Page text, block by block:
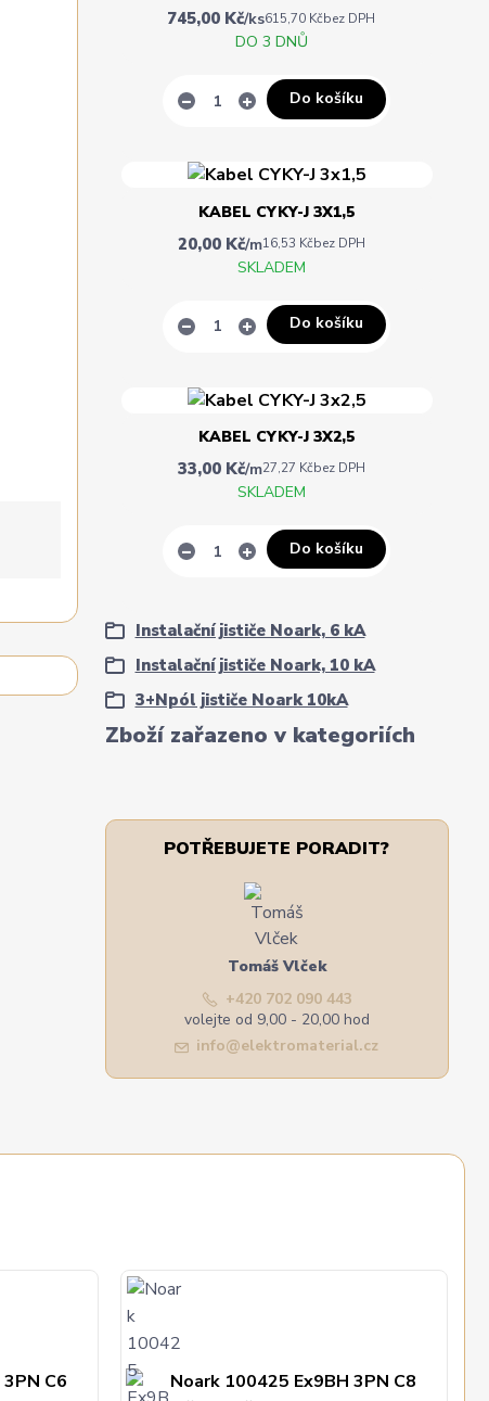
Zboží zařazeno v kategoriích
Instalační jističe Noark, 6 kA
Instalační jističe Noark, 10 kA
3+Npól jističe Noark 10kA
745,00 Kč/ks615,70 Kčbez DPH
DO 3 DNŮ
Do košíku
KABEL CYKY-J 3X1,5
20,00 Kč/m16,53 Kčbez DPH
SKLADEM
Do košíku
KABEL CYKY-J 3X2,5
33,00 Kč/m27,27 Kčbez DPH
SKLADEM
Do košíku
POTŘEBUJETE PORADIT?
Tomáš Vlček
+420 702 090 443
volejte od 9,00 - 20,00 hod
info@elektromaterial.cz